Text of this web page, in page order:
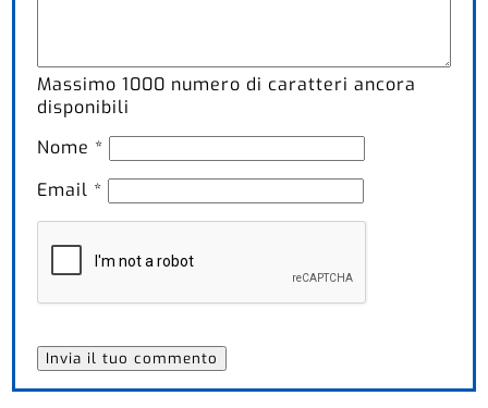
Massimo1000 numero di caratteri ancora
disponibili
Nome *
Email *